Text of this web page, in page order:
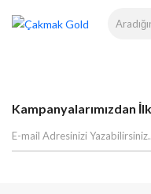
Kampanyalarımızdan